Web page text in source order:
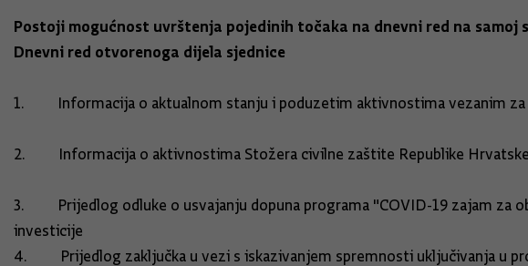
Postoji mogućnost uvrštenja pojedinih točaka na dnevni red na samoj
Dnevni red otvorenoga dijela sjednice
1. Informacija o aktualnom stanju i poduzetim aktivnostima vezanim za
2. Informacija o aktivnostima Stožera civilne zaštite Republike
3. Prijedlog odluke o usvajanju dopuna programa "COVID-19 zajam za
investicije
4. Prijedlog zaključka u vezi s iskazivanjem spremnosti uključivanja u